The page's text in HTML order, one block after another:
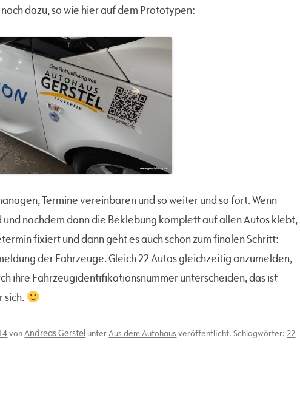
dazu, so wie hier auf dem Prototypen:
Termine vereinbaren und so weiter und so fort. Wenn
und nachdem dann die Beklebung komplett auf allen Autos klebt,
fixiert und dann geht es auch schon zum finalen Schritt:
der Fahrzeuge. Gleich 22 Autos gleichzeitig anzumelden,
ihre Fahrzeugidentifikationsnummer unterscheiden, das ist
sich.
vonAndreas Gerstel unterAus dem Autohaus veröffentlicht. Schlagwörter:22